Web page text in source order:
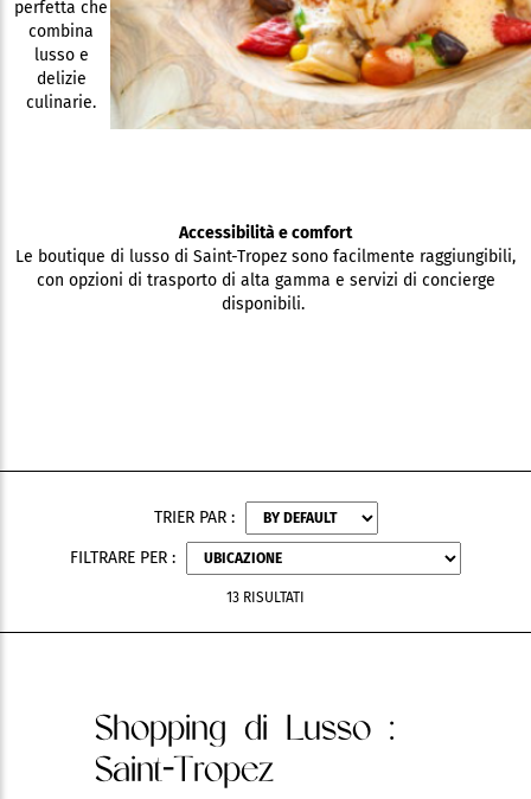
perfetta che
combina
lusso e
delizie
culinarie.
Accessibilità e comfort
Le boutique di lusso di Saint-Tropez sono facilmente raggiungibili,
con opzioni di trasporto di alta gamma e servizi di concierge
disponibili.
TRIER PAR :
FILTRARE PER :
13 RISULTATI
Shopping di Lusso :
Saint-Tropez